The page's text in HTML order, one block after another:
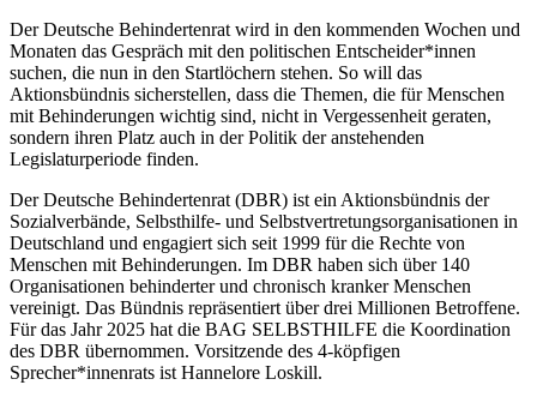
Der Deutsche Behindertenrat wird in den kommenden Wochen und
Monaten das Gespräch mit den politischen Entscheider*innen
suchen, die nun in den Startlöchern stehen. So will das
Aktionsbündnis sicherstellen, dass die Themen, die für Menschen
mit Behinderungen wichtig sind, nicht in Vergessenheit geraten,
sondern ihren Platz auch in der Politik der anstehenden
Legislaturperiode finden.
Der Deutsche Behindertenrat (DBR) ist ein Aktionsbündnis der
Sozialverbände, Selbsthilfe- und Selbstvertretungsorganisationen in
Deutschland und engagiert sich seit 1999 für die Rechte von
Menschen mit Behinderungen. Im DBR haben sich über 140
Organisationen behinderter und chronisch kranker Menschen
vereinigt. Das Bündnis repräsentiert über drei Millionen Betroffene.
Für das Jahr 2025 hat die BAG SELBSTHILFE die Koordination
des DBR übernommen. Vorsitzende des 4-köpfigen
Sprecher*innenrats ist Hannelore Loskill.